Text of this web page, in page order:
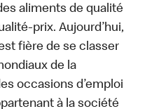
aliments de qualité
prix. Aujourd’hui,
fière de se classer
de la
occasions d’emploi
à la société